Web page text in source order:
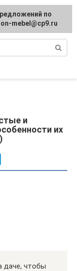
и
их
даче, чтобы
по
mebel@cp9.ru
по
mebel@cp9.ru